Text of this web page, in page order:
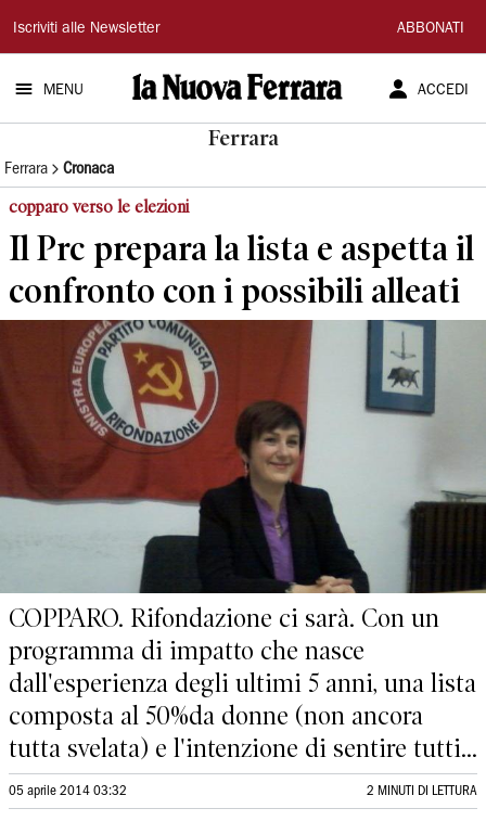
La
Nuova
Ferrara
Iscriviti alle Newsletter ABBONATI
MENU ACCEDI
Ferrara
Ferrara Cronaca
copparo verso le elezioni
Il Prc prepara la lista e aspetta il
confronto con i possibili alleati
COPPARO. Rifondazione ci sarà. Con un
programma di impatto che nasce
dall'esperienza degli ultimi 5 anni, una lista
composta al 50%da donne (non ancora
tutta svelata) e l'intenzione di sentire tutti...
05 aprile 2014 03:32 2 MINUTI DI LETTURA